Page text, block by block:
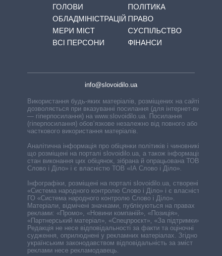
ГОЛОВИ
ОБЛАДМІНІСТРАЦІЙ
МЕРИ МІСТ
ВСІ ПЕРСОНИ
ПОЛІТИКА
ПРАВО
СУСПІЛЬСТВО
ФІНАНСИ
info@slovoidilo.ua
Використання будь-яких матеріалів, розміщених на сайті,
дозволяється при вказуванні посилання (для інтернет-видань
— гіперпосилання) на www.slovoidilo.ua. Посилання
(гіперпосилання) обов’язкове незалежно від повного або
часткового використання матеріалів.
Аналітична інформація про обіцянки політиків і чиновників,
що розміщені на порталі slovoidilo.ua, а також інформація про
стан виконання цих обіцянок, зібрана й опрацьована ТОВ «ІА
Слово і Діло» і є власністю ТОВ «ІА Слово і Діло».
Інфографіки, розміщені на порталі slovoidilo.ua, створені ГО
«Система народного контролю Слово і Діло» і є власністю
ГО «Система народного контролю Слово і Діло».
Матеріали, відмічені значками, публікуються на правах
реклами: «Промо», «Новини компаній», «Позиція»,
«Партнерський матеріал», «Спецпроєкт», «За підтримки».
Редакція не несе відповідальності за факти та оціночні
судження, оприлюднені у рекламних матеріалах. Згідно з
українським законодавством відповідальність за зміст
реклами несе рекламодавець.